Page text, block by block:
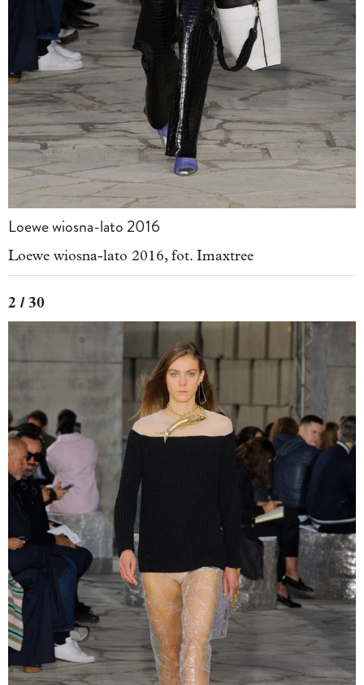
Loewe wiosna-lato 2016
Loewe wiosna-lato 2016, fot. Imaxtree
2 / 30